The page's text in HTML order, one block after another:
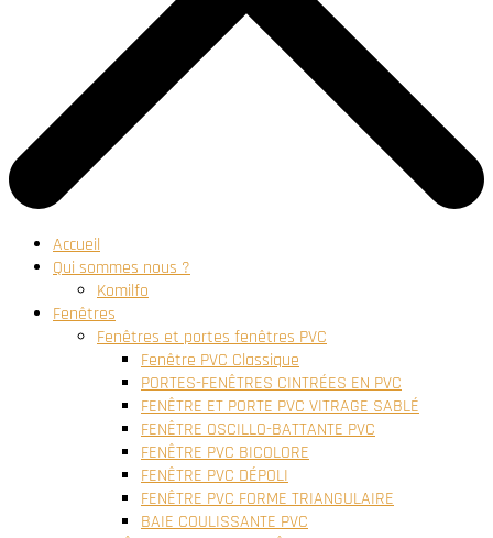
Accueil
Qui sommes nous ?
Komilfo
Fenêtres
Fenêtres et portes fenêtres PVC
Fenêtre PVC Classique
PORTES-FENÊTRES CINTRÉES EN PVC
FENÊTRE ET PORTE PVC VITRAGE SABLÉ
FENÊTRE OSCILLO-BATTANTE PVC
FENÊTRE PVC BICOLORE
FENÊTRE PVC DÉPOLI
FENÊTRE PVC FORME TRIANGULAIRE
BAIE COULISSANTE PVC